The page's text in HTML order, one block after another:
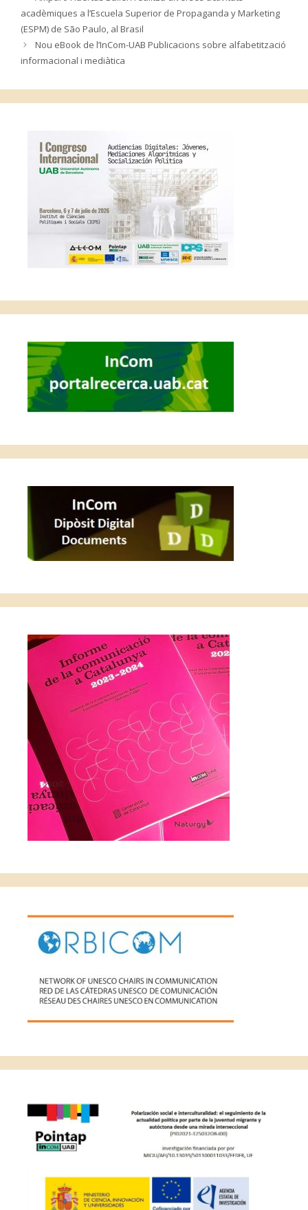
acadèmiques a l’Escuela Superior de Propaganda y Marketing
(ESPM) de São Paulo, al Brasil
Nou eBook de l’InCom-UAB Publicacions sobre alfabetització
informacional i mediàtica